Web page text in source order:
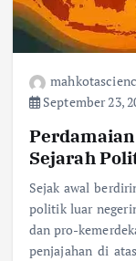
September 23,
Sejarah
Sejak awal
politik luar
dan pro-
penjajahan di